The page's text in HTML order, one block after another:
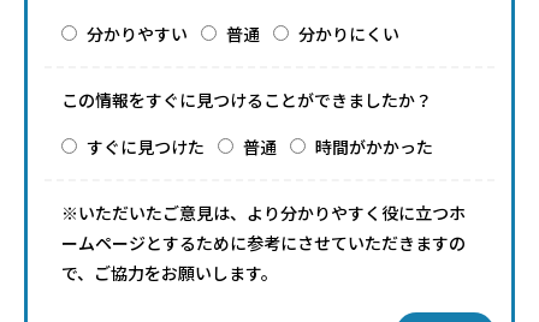
分かりやすい
普通 分かりにくい
この情報をすぐに見つけることができましたか？
すぐに見つけた
普通 時間がかかった
※いただいたご意見は、より分かりやすく役に立つホ
ームページとするために参考にさせていただきますの
で、ご協力をお願いします。